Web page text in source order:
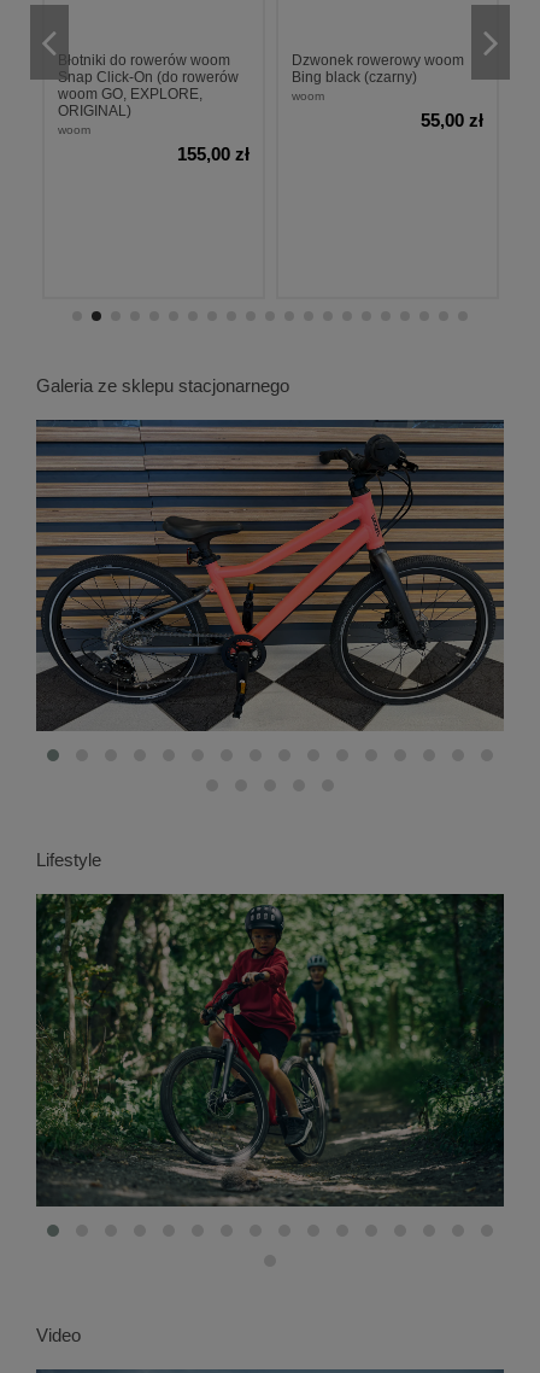
Błotniki do rowerów woom
Snap Click-On (do rowerów
woom GO, EXPLORE,
ORIGINAL)
woom
155,00 zł
Dzwonek rowerowy woom
Bing black (czarny)
woom
55,00 zł
Galeria ze sklepu stacjonarnego
Lifestyle
Video